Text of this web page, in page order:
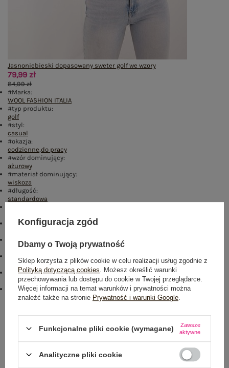
Jasnoniebieski dopasowany sweter golf we wzory
79,99 zł
84,99 zł
#Marka:
WOOL FASHION ITALIA
#typ produktu:
golf
#styl:
casual
#okazja:
codzienne,do pracy
#wzór dominujący:
ażurowy
#materiał dominujący:
wiskoza
#długość:
standardowa
#dekolt:
#zapięcie:
brak
#skład materiału :
49% wiskoza,26% poliester 22% nylon,3% silver
#sposób prania :
pranie ręczne
#modelka:
Modelka ma na sobie rozmiar one size. Wymiary modelki: wzrost 173
Konfiguracja zgód
Dbamy o Twoją prywatność
Sklep korzysta z plików cookie w celu realizacji usług zgodnie z
Polityką dotyczącą cookies . Możesz określić warunki
przechowywania lub dostępu do cookie w Twojej przeglądarce.
Więcej informacji na temat warunków i prywatności można
znaleźć także na stronie Prywatność i warunki Google
Funkcjonalne pliki cookie (wymagane)
Zawsze
aktywne
Analityczne pliki cookie